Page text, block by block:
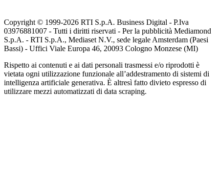
Copyright © 1999-2026 RTI S.p.A. Business Digital - P.Iva
03976881007 - Tutti i diritti riservati - Per la pubblicità Mediamond
S.p.A. - RTI S.p.A., Mediaset N.V., sede legale Amsterdam (Paesi
Bassi) - Uffici Viale Europa 46, 20093 Cologno Monzese (MI)
Rispetto ai contenuti e ai dati personali trasmessi e/o riprodotti è
vietata ogni utilizzazione funzionale all’addestramento di sistemi di
intelligenza artificiale generativa. È altresì fatto divieto espresso di
utilizzare mezzi automatizzati di data scraping.